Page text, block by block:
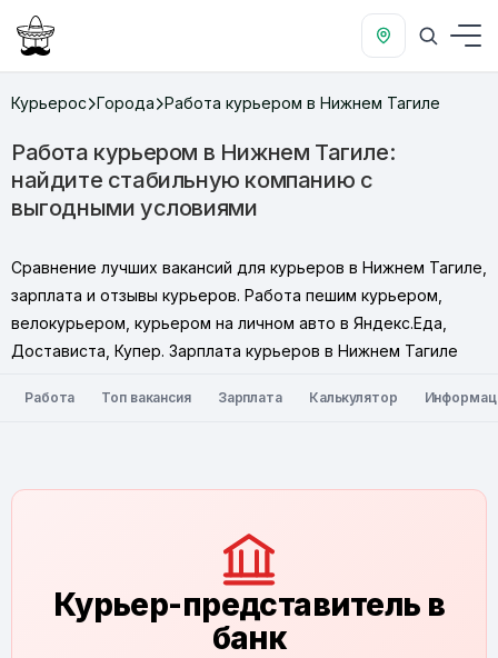
Курьерос Города Работа курьером в Нижнем Тагиле
Работа курьером в Нижнем Тагиле:
найдите стабильную компанию с
выгодными условиями
Сравнение лучших вакансий для курьеров в Нижнем Тагиле,
зарплата и отзывы курьеров. Работа пешим курьером,
велокурьером, курьером на личном авто в Яндекс.Еда,
Достависта, Купер. Зарплата курьеров в Нижнем Тагиле
Работа Топ вакансия Зарплата Калькулятор
Курьер-представитель в
банк